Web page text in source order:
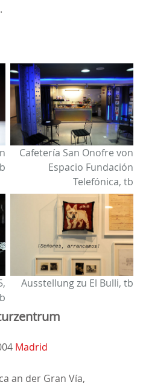
Cafetería San Onofre von
Espacio Fundación
Telefónica, tb
Ausstellung zu El Bulli, tb
Madrid
an der Gran Vía,